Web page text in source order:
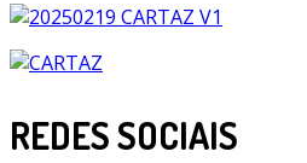
REDES SOCIAIS